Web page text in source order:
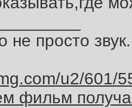
не просто
u2/601/
фильм